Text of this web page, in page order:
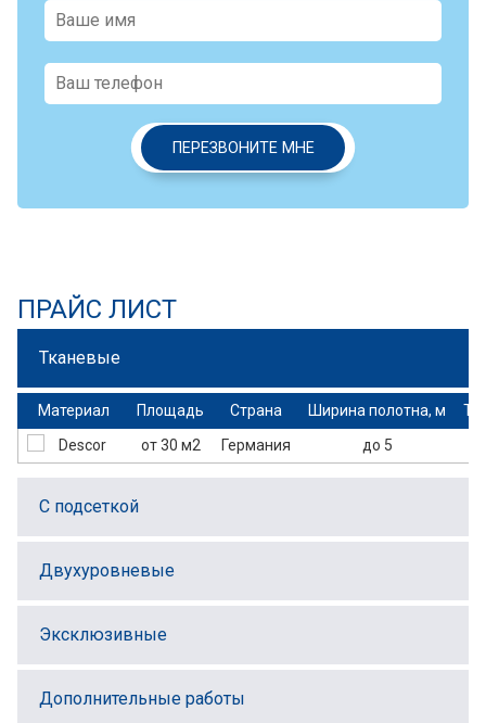
ПЕРЕЗВОНИТЕ МНЕ
ПРАЙС ЛИСТ
Тканевые
Материал Площадь Страна Ширина полотна, м
от 30 м2
Германия до 5
С подсеткой
Двухуровневые
Эксклюзивные
Дополнительные работы